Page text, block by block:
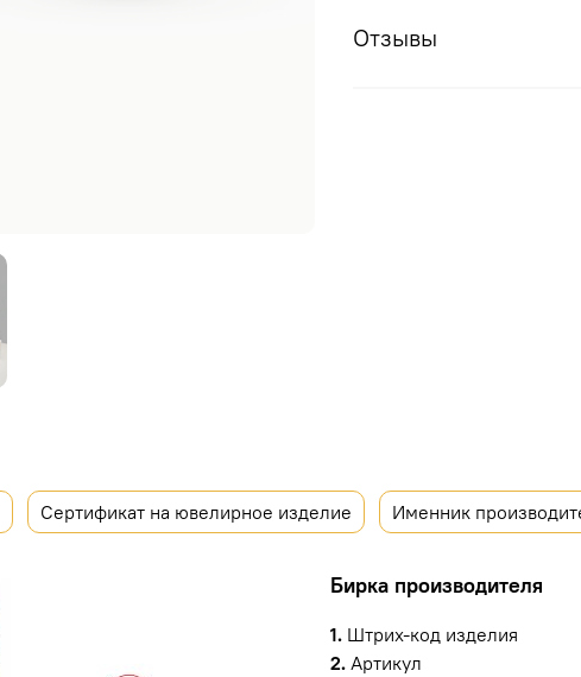
Отзывы
Сертификат на ювелирное изделие Именник
Бирка производителя
1.Штрих-код изделия
2.Артикул